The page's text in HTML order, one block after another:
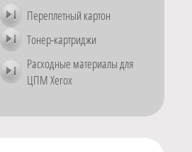
Переплетный картон
Тонер-картриджи
Расходные материалы для
ЦПМ Xerox